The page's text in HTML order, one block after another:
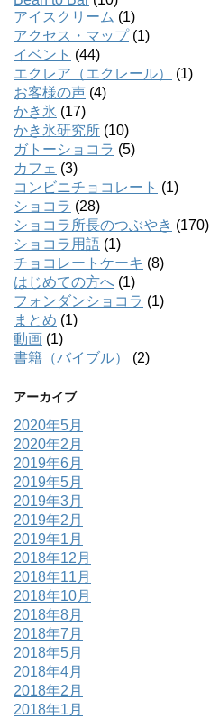
アイスクリーム (1)
アクセス・マップ(1)
イベント (44)
エクレア（エクレール）
(1)
お客様の声 (4)
かき氷 (17)
かき氷研究所 (10)
ガトーショコラ (5)
カフェ (3)
コンビニチョコレート (1)
ショコラ (28)
ショコラ所長のつぶやき (170)
ショコラ用語 (1)
チョコレートケーキ (8)
はじめての方へ (1)
フォンダンショコラ (1)
まとめ (1)
動画 (1)
書籍（バイブル）
(2)
アーカイブ
2020年5月
2020年2月
2019年6月
2019年5月
2019年3月
2019年2月
2019年1月
2018年12月
2018年11月
2018年10月
2018年8月
2018年7月
2018年5月
2018年4月
2018年2月
2018年1月